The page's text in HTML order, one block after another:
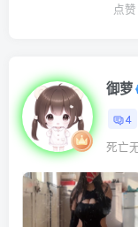
点赞
御萝
4